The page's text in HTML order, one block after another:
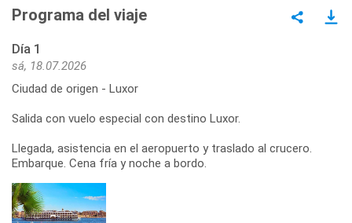
Programa del viaje
Día 1
sá, 18.07.2026
Ciudad de origen - Luxor
Salida con vuelo especial con destino Luxor.
Llegada, asistencia en el aeropuerto y traslado al crucero.
Embarque. Cena fría y noche a bordo.